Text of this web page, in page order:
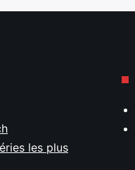
les plus